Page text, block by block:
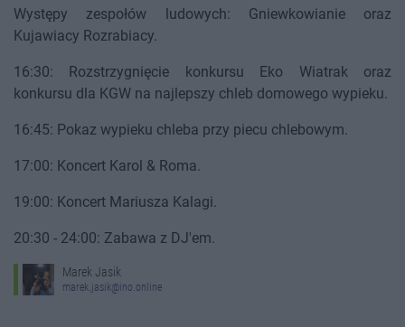
Występy zespołów ludowych: Gniewkowianie oraz
Kujawiacy Rozrabiacy.
16:30: Rozstrzygnięcie konkursu Eko Wiatrak oraz
konkursu dla KGW na najlepszy chleb domowego wypieku.
16:45: Pokaz wypieku chleba przy piecu chlebowym.
17:00: Koncert Karol & Roma.
19:00: Koncert Mariusza Kalagi.
20:30 - 24:00: Zabawa z DJ'em.
Marek Jasik
marek.jasik@ino.online